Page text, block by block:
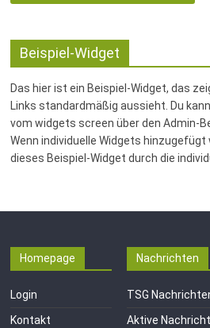
Beispiel-Widget
Das hier ist ein Beispiel-Widget, das
Links standardmäßig aussieht. Du
vom widgets screen über den Admin-
Wenn individuelle Widgets hinzugefügt
dieses Beispiel-Widget durch die
Homepage
Login
Kontakt
Nachrichten
TSG
Aktive